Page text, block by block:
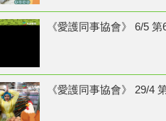
《愛護同事協會》 6/5
《愛護同事協會》 29/4